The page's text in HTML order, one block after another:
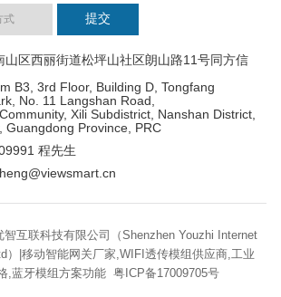
山区西丽街道松坪山社区朗山路11号同方信
B3, 3rd Floor, Building D, Tongfang
No. 11 Langshan Road,
Xili Subdistrict, Nanshan District,
Guangdong Province, PRC
程先生
智互联科技有限公司（Shenzhen Youzhi Internet
）|移动智能网关厂家,WIFI透传模组供应商,工业
,蓝牙模组方案功能 粤ICP备17009705号